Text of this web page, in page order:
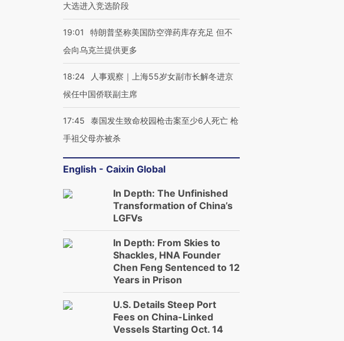
大选进入竞选阶段
19:01
特朗普坚称美国防空弹药库存充足 但不
会向乌克兰提供更多
18:24
人事观察｜上海55岁女副市长解冬进京
候任中国侨联副主席
17:45
泰国发生致命校园枪击案至少6人死亡 枪
手祖父母亦被杀
English - Caixin Global
In Depth: The Unfinished
Transformation of China’s
LGFVs
In Depth: From Skies to
Shackles, HNA Founder
Chen Feng Sentenced to 12
Years in Prison
U.S. Details Steep Port
Fees on China-Linked
Vessels Starting Oct. 14